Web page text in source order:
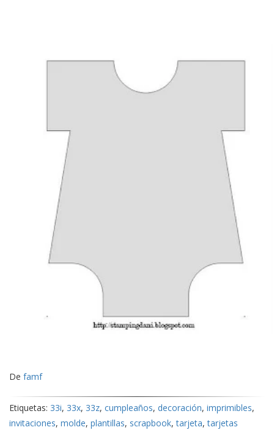
De famf
Etiquetas: 33i, 33x, 33z, cumpleaños, decoración, imprimibles,
invitaciones, molde, plantillas, scrapbook,tarjeta,tarjetas